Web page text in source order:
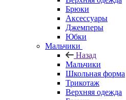
Брюки
Аксессуары
Джемперы
Юбки
Мальчики
Назад
Мальчики
Школьная форма
Трикотаж
Верхняя одежда